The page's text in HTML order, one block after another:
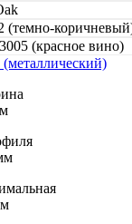
(темно-
(красное вино)